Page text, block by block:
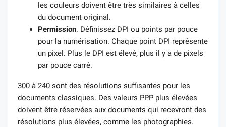
les couleurs doivent être très similaires à celles
du document original.
Permission. Définissez DPI ou points par pouce
pour la numérisation. Chaque point DPI représente
un pixel. Plus le DPI est élevé, plus il y a de pixels
par pouce carré.
300 à 240 sont des résolutions suffisantes pour les
documents classiques. Des valeurs PPP plus élevées
doivent être réservées aux documents qui recevront des
résolutions plus élevées, comme les photographies.